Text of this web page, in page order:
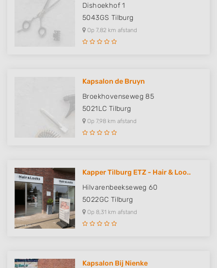
Dishoekhof 1
5043GS Tilburg
Op 7,82 km afstand
Kapsalon de Bruyn
Broekhovenseweg 85
5021LC Tilburg
Op 7,98 km afstand
Kapper Tilburg ETZ - Hair & Loo..
Hilvarenbeekseweg 60
5022GC Tilburg
Op 8,31 km afstand
Kapsalon Bij Nienke